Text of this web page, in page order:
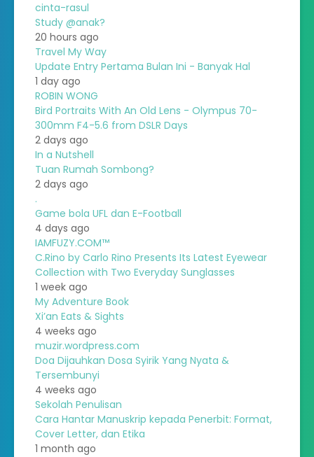
cinta-rasul
Study @anak?
20 hours ago
Travel My Way
Update Entry Pertama Bulan Ini - Banyak Hal
1 day ago
ROBIN WONG
Bird Portraits With An Old Lens - Olympus 70-
300mm F4-5.6 from DSLR Days
2 days ago
In a Nutshell
Tuan Rumah Sombong?
2 days ago
.
Game bola UFL dan E-Football
4 days ago
IAMFUZY.COM™
C.Rino by Carlo Rino Presents Its Latest Eyewear
Collection with Two Everyday Sunglasses
1 week ago
My Adventure Book
Xi’an Eats & Sights
4 weeks ago
muzir.wordpress.com
Doa Dijauhkan Dosa Syirik Yang Nyata &
Tersembunyi
4 weeks ago
Sekolah Penulisan
Cara Hantar Manuskrip kepada Penerbit: Format,
Cover Letter, dan Etika
1 month ago